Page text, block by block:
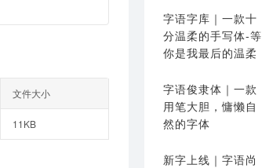
文件大小
11KB
字语字库｜一款十
分温柔的手写体-等
你是我最后的温柔
字语俊隶体｜一款
用笔大胆，慵懒自
然的字体
新字上线｜字语尚